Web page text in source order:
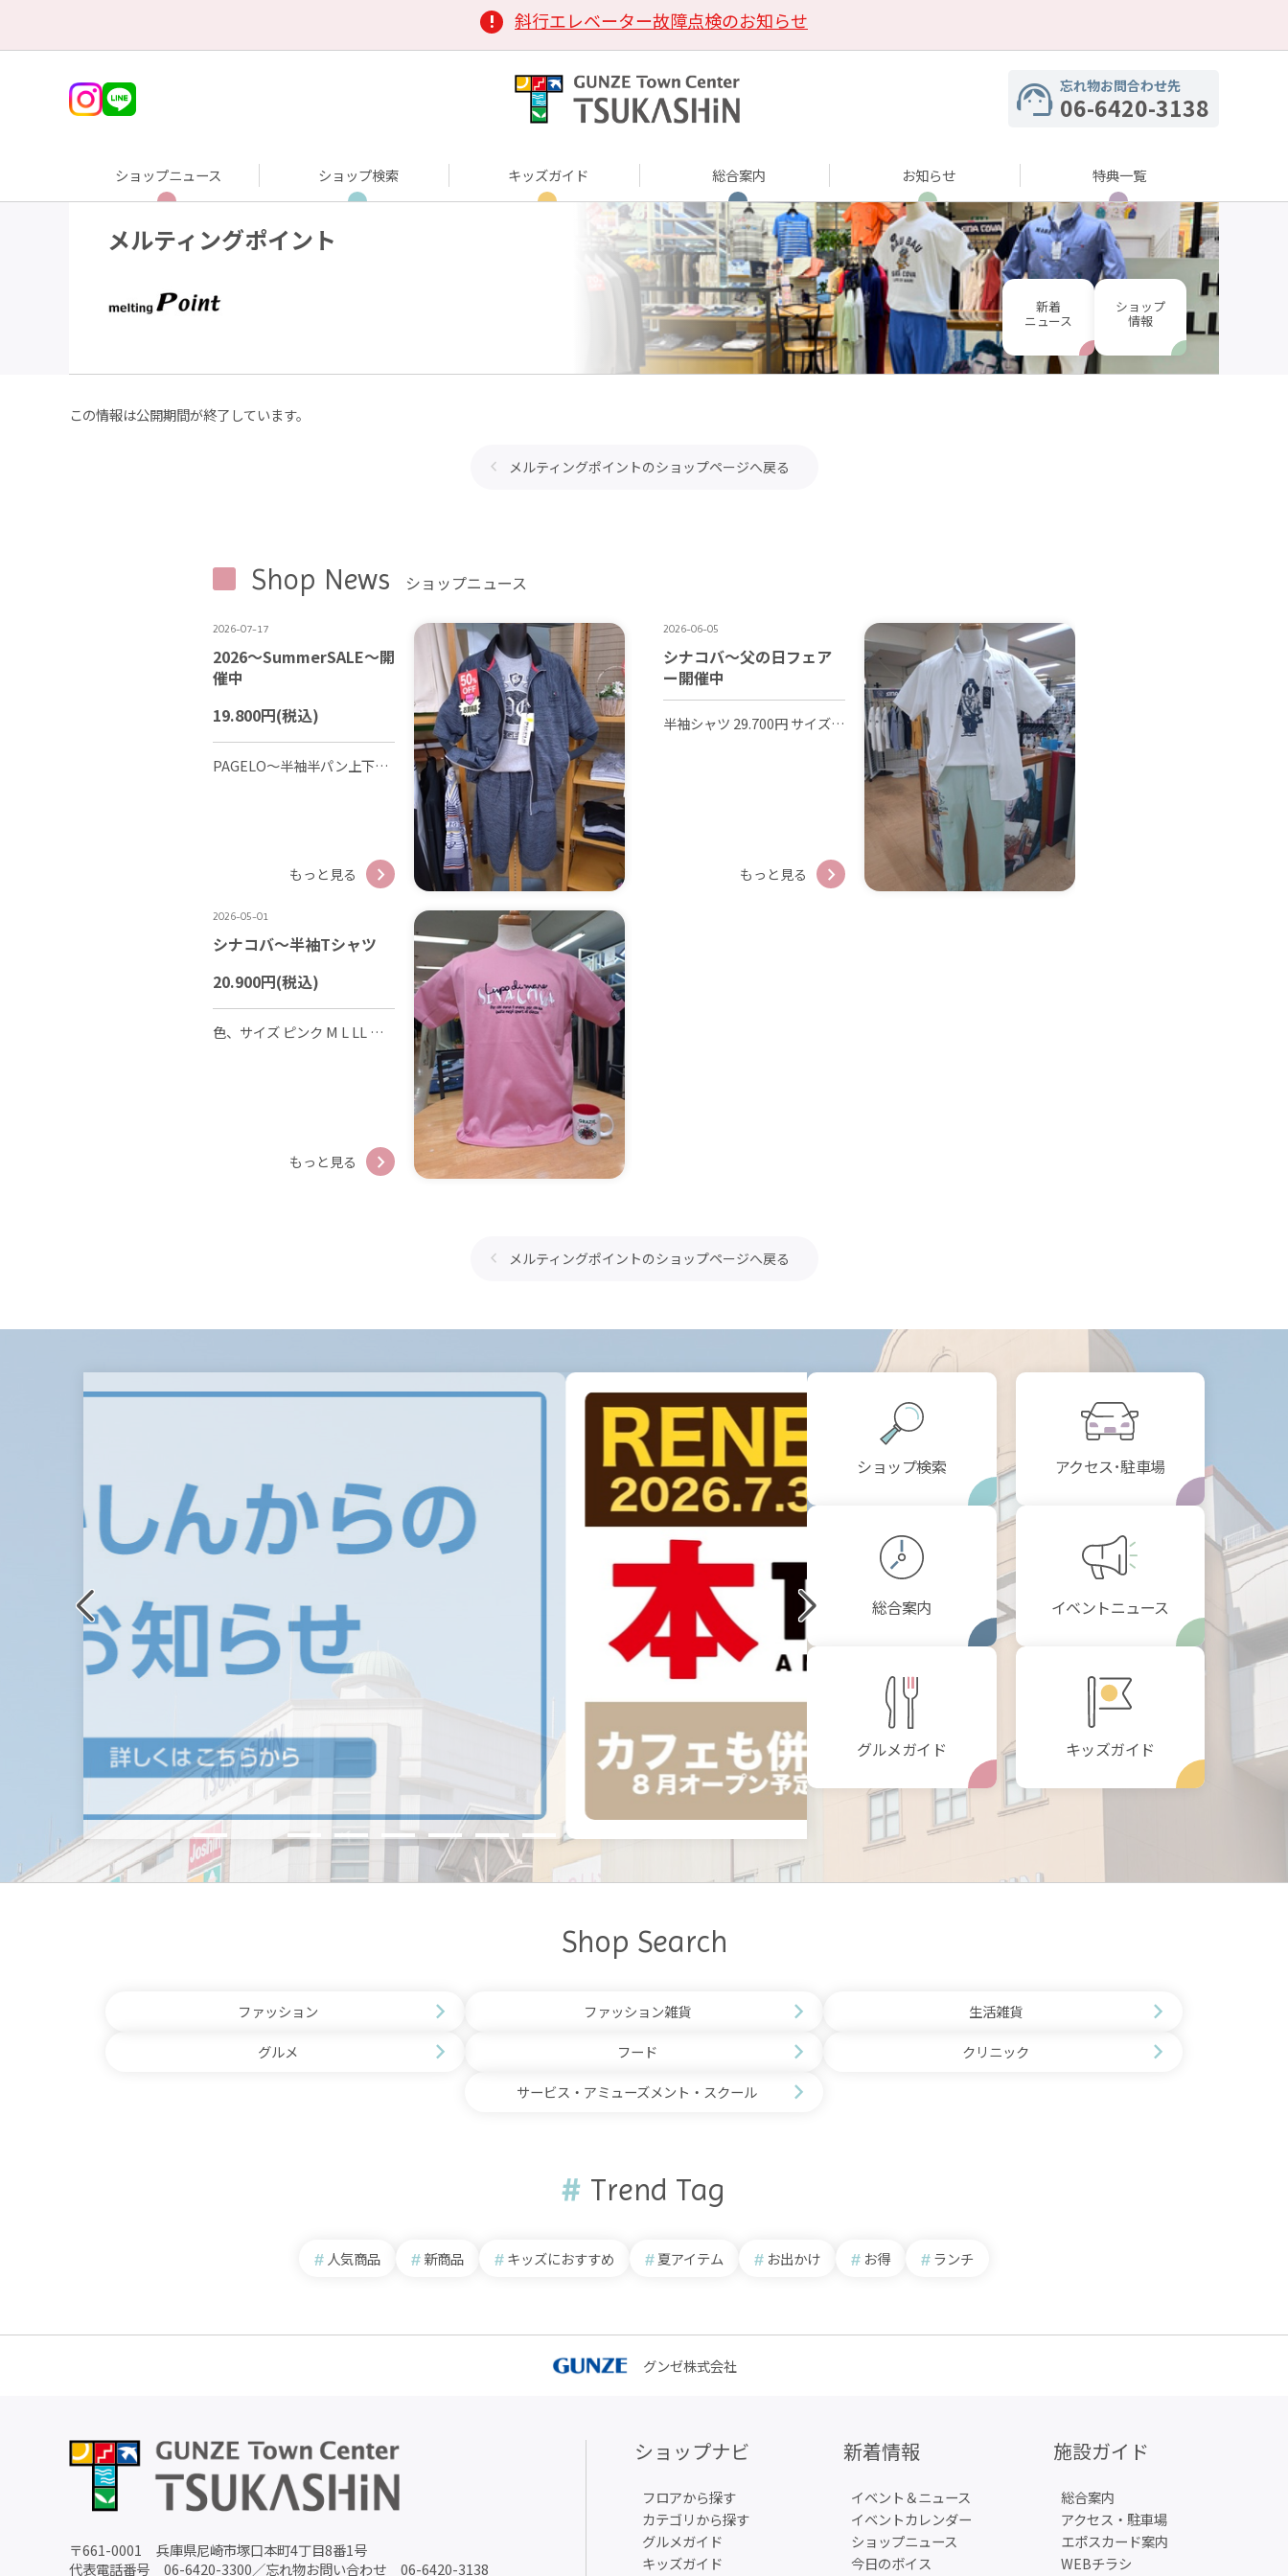
斜行エレベーター故障点検のお知らせ
忘れ物お問合わせ先
06-6420-3138
ショップニュース ショップ検索 キッズガイド 総合案内 お知らせ 特典一覧
メルティングポイント
新着
ニュース
ショップ
情報
この情報は公開期間が終了しています。
メルティングポイントのショップページへ戻る
Shop News ショップニュース
2026-07-17
2026〜SummerSALE〜開
催中
19.800円(税込)
PAGELO〜半袖半パン上下セット ５０％OFF 39.600円→19.800円 色 サイズ グレー 大きめサイズ M L
もっと見る
2026-06-05
シナコバ〜父の日フェア
ー開催中
半袖シャツ 29.700円 サイズM L LL 半袖Tシャツ 20.900円 サイズM L LL ８部丈パンツ 42.900円 サイズM L 色 ホワイト ブルー グリーン
もっと見る
2026-05-01
シナコバ〜半袖Tシャツ
20.900円(税込)
色、サイズ ピンク M L LL ホワイト M L LL
もっと見る
メルティングポイントのショップページへ戻る
ショップ検索 アクセス･駐車場
総合案内 イベントニュース
グルメガイド キッズガイド
Shop Search
ファッション ファッション雑貨
生活雑貨
グルメ
フード
クリニック
サービス・アミューズメント・スクール
Trend Tag
人気商品 新商品 キッズにおすすめ 夏アイテム お出かけ お得 ランチ
グンゼ株式会社
〒661-0001
兵庫県尼崎市塚口本町4丁目8番1号
代表電話番号
06-6420-3300／忘れ物お問い合わせ 06-6420-3138
ショップナビ
フロアから探す
カテゴリから探す
グルメガイド
キッズガイド
新着情報
イベント＆ニュース
イベントカレンダー
ショップニュース
今日のボイス
施設ガイド
総合案内
アクセス・駐車場
エポスカード案内
WEBチラシ